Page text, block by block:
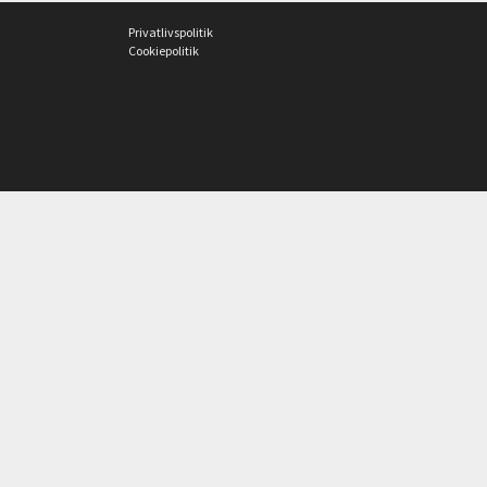
Privatlivspolitik
Cookiepolitik